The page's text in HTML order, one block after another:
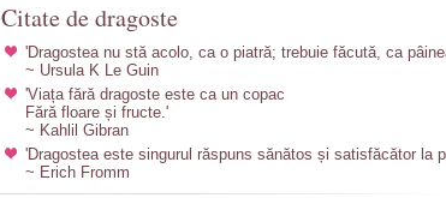
Citate de dragoste
'Dragostea nu stă acolo, ca o piatră; trebuie făcută, ca
~ Ursula K Le Guin
'Viața fără dragoste este ca un copac
Fără floare și fructe.'
~ Kahlil Gibran
'Dragostea este singurul răspuns sănătos și satisfăcător la
~ Erich Fromm